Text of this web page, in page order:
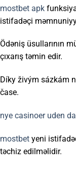
mostbet apk
istifadəçi
Ödəniş üsullarının
çıxarış təmin edir.
Díky živým sázkám
čase.
nye casinoer uden
mostbet yeni
təchiz edilməlidir.